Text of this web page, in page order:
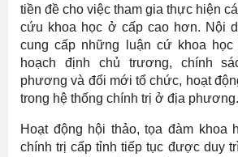
tiền đề cho việc tham gia thực hiện
cứu khoa học ở cấp cao hơn. Nội
cung cấp những luận cứ khoa
hoạch định chủ trương, chính
phương và đổi mới tổ chức, hoạt
trong hệ thống chính trị ở địa phương.
Hoạt động hội thảo, tọa đàm khoa
chính trị cấp tỉnh tiếp tục được duy